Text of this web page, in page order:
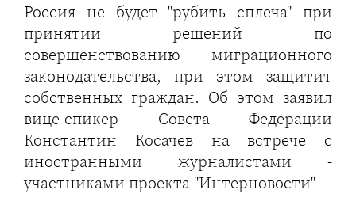
Россия не будет "рубить сплеча" при
принятии решений по
совершенствованию миграционного
законодательства, при этом защитит
собственных граждан. Об этом заявил
вице-спикер Совета Федерации
Константин Косачев на встрече с
иностранными журналистами -
участниками проекта "Интерновости"